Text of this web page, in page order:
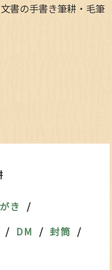
書の手書き筆耕・毛筆
き
DM
封筒